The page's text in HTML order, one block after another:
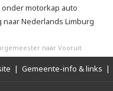
motorkap auto
Nederlands Limburg
naar Vooruit
| Gemeente-info & links |